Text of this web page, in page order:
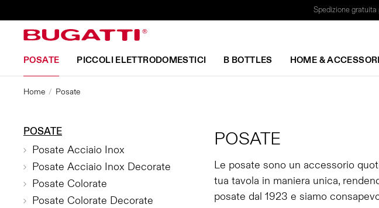
Spedizione
POSATE PICCOLI ELETTRODOMESTICI B BOTTLES HOME &
Home Posate
POSATE
Le posate sono un accessorio
tua tavola in maniera unica,
posate dal 1923 e siamo
POSATE
Posate Acciaio Inox
Posate Acciaio Inox Decorate
Posate Colorate
Posate Colorate Decorate